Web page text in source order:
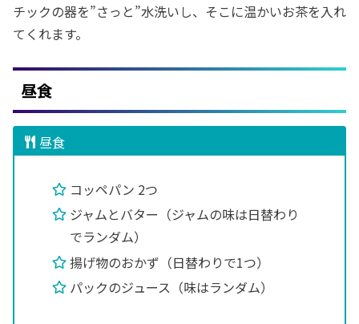
チックの器を”さっと”水洗いし、そこに温かいお茶を入れ
てくれます。
昼食
昼食
コッペパン 2つ
ジャムとバター（ジャムの味は日替わり
でランダム）
揚げ物のおかず（日替わりで1つ）
パックのジュース（味はランダム）